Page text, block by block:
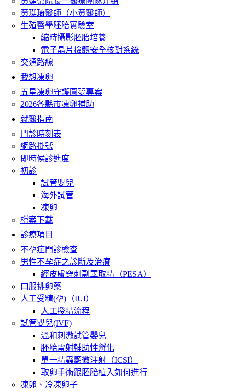
黃珽琦醫師（小黃醫師）
生殖醫學胚胎實驗室
縮時攝影胚胎培養
電子晶片檢體安全核對系統
交通路線
我想凍卵
五星凍卵守護圓夢專案
2026各縣市凍卵補助
就醫指南
門診時刻表
網路掛號
即時候診進度
初診
試管嬰兒
海外試管
凍卵
檔案下載
診療項目
不孕症門診檢查
男性不孕症之診斷及治療
經皮膚穿刺副睪取精（PESA）
口服排卵藥
人工受精(孕)（IUI）
人工授精流程
試管嬰兒(IVF)
溫和刺激試管嬰兒
胚胎雷射輔助性孵化
單一精蟲顯微注射（ICSI）
取卵手術跟胚胎植入如何進行
凍卵、冷凍卵子